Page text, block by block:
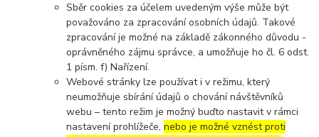
Sběr cookies za účelem uvedeným výše může být
považováno za zpracování osobních údajů. Takové
zpracování je možné na základě zákonného důvodu -
oprávněného zájmu správce, a umožňuje ho čl. 6 odst.
1 písm. f) Nařízení.
Webové stránky lze používat i v režimu, který
neumožňuje sbírání údajů o chování návštěvníků
webu – tento režim je možný buďto nastavit v rámci
nastavení prohlížeče,nebo je možné vznést proti